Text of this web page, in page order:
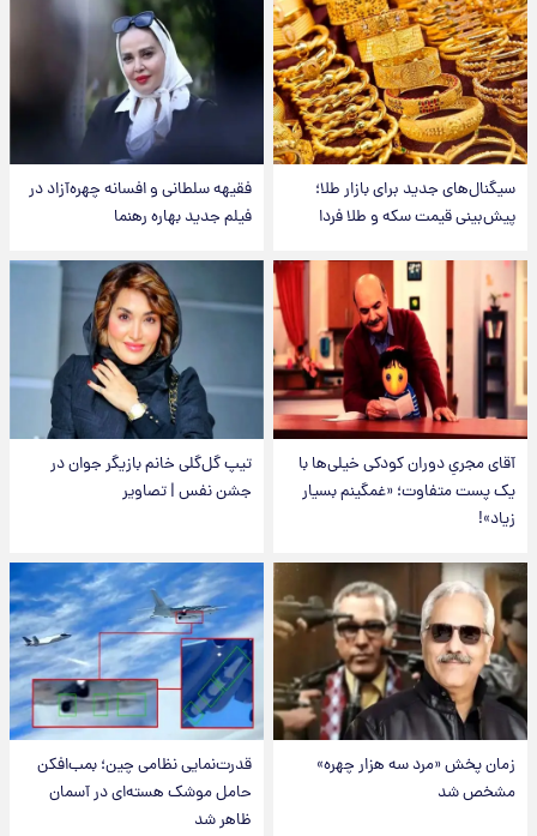
سیگنال‌های جدید برای بازار طلا؛
پیش‌بینی قیمت سکه و طلا فردا
فقیهه سلطانی و افسانه چهره‌آزاد در
فیلم جدید بهاره رهنما
آقای مجریِ دوران کودکی خیلی‌ها با
یک پست متفاوت؛ «غمگینم بسیار
زیاد»!
تیپ گل‌گلی خانم بازیگر جوان در
جشن نفس | تصاویر
زمان پخش «مرد سه هزار چهره»
مشخص شد
قدرت‌نمایی نظامی چین؛ بمب‌افکن
حامل موشک هسته‌ای در آسمان
ظاهر شد